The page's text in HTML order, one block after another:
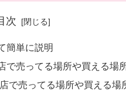
次
簡単に説明
で売ってる場所や買える場
で売ってる場所や買える場